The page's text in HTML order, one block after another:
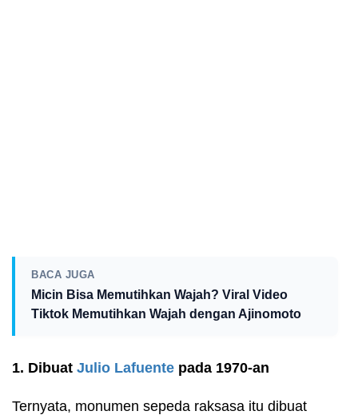
BACA JUGA
Micin Bisa Memutihkan Wajah? Viral Video
Tiktok Memutihkan Wajah dengan Ajinomoto
1. Dibuat Julio Lafuente pada 1970-an
Ternyata, monumen sepeda raksasa itu dibuat